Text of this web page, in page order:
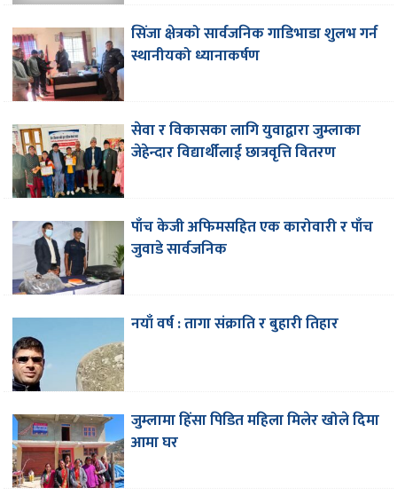
सिंजा क्षेत्रको सार्वजनिक गाडिभाडा शुलभ गर्न
स्थानीयको ध्यानाकर्षण
सेवा र विकासका लागि युवाद्वारा जुम्लाका
जेहेन्दार विद्यार्थीलाई छात्रवृत्ति वितरण
पाँच केजी अफिमसहित एक कारोवारी र पाँच
जुवाडे सार्वजनिक
नयाँ वर्ष : तागा संक्राति र बुहारी तिहार
जुम्लामा हिंसा पिडित महिला मिलेर खोले दिमा
आमा घर